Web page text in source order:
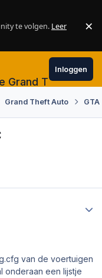
te volgen. Leer
×
Grand Theft Auto
Inloggen
Grand Theft Auto
van de voertuigen
onderaan een lijstje